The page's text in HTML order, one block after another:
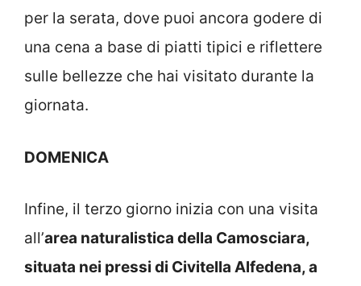
per la serata, dove puoi ancora godere di
una cena a base di piatti tipici e riflettere
sulle bellezze che hai visitato durante la
giornata.
DOMENICA
Infine, il terzo giorno inizia con una visita
all’area naturalistica della Camosciara,
situata nei pressi di Civitella Alfedena, a